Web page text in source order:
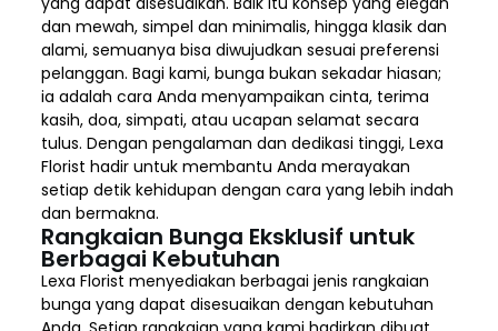
dan mewah, simpel dan minimalis, hingga klasik dan
alami, semuanya bisa diwujudkan sesuai preferensi
pelanggan. Bagi kami, bunga bukan sekadar hiasan;
ia adalah cara Anda menyampaikan cinta, terima
kasih, doa, simpati, atau ucapan selamat secara
tulus. Dengan pengalaman dan dedikasi tinggi, Lexa
Florist hadir untuk membantu Anda merayakan
setiap detik kehidupan dengan cara yang lebih indah
dan bermakna.
Rangkaian Bunga Eksklusif untuk
Berbagai Kebutuhan
Lexa Florist menyediakan berbagai jenis rangkaian
bunga yang dapat disesuaikan dengan kebutuhan